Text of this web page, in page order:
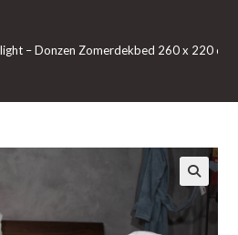
– Donzen Zomerdekbed 260 x 220 cm
🔍